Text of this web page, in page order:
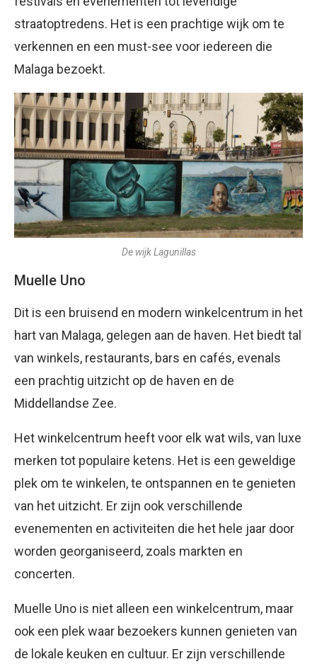
straatoptredens. Het is een prachtige wijk om te
verkennen en een must-see voor iedereen die
Malaga bezoekt.
De wijk Lagunillas
Muelle Uno
Dit is een bruisend en modern winkelcentrum in het
hart van Malaga, gelegen aan de haven. Het biedt tal
van winkels, restaurants, bars en cafés, evenals
een prachtig uitzicht op de haven en de
Middellandse Zee.
Het winkelcentrum heeft voor elk wat wils, van luxe
merken tot populaire ketens. Het is een geweldige
plek om te winkelen, te ontspannen en te genieten
van het uitzicht. Er zijn ook verschillende
evenementen en activiteiten die het hele jaar door
worden georganiseerd, zoals markten en
concerten.
Muelle Uno is niet alleen een winkelcentrum, maar
ook een plek waar bezoekers kunnen genieten van
de lokale keuken en cultuur. Er zijn verschillende